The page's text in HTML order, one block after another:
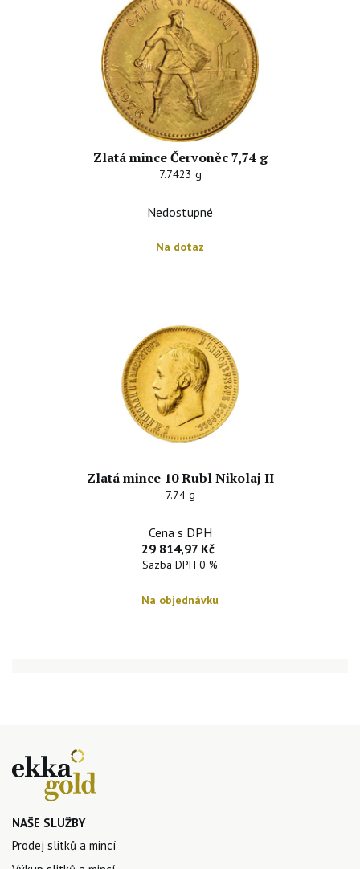
Zlatá mince Červoněc 7,74 g
7.7423 g
Nedostupné
Na dotaz
Zlatá mince 10 Rubl Nikolaj II
7.74 g
Cena s DPH
29 814,97 Kč
Sazba DPH 0 %
Na objednávku
NAŠE SLUŽBY
Prodej slitků a mincí